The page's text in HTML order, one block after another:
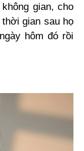
gian, cho
gian sau họ
hôm đó rồi